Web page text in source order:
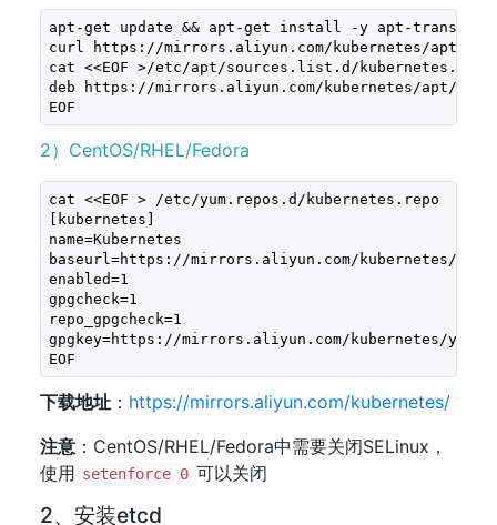
apt-get update && apt-get install -y apt-
curl https://mirrors.aliyun.com/kubernetes/apt/
cat <<EOF >/etc/apt/sources.list.d/kubernetes.list
deb https://mirrors.aliyun.com/kubernetes/apt/
EOF
2）CentOS/RHEL/Fedora
cat <<EOF > /etc/yum.repos.d/kubernetes.repo
[kubernetes]
name=Kubernetes
baseurl=https://mirrors.aliyun.com/kubernetes/yum/
enabled=1
gpgcheck=1
repo_gpgcheck=1
gpgkey=https://mirrors.aliyun.com/kubernetes/yum/
EOF
下载地址 ： https://mirrors.aliyun.com/kubernetes/
注意 ：CentOS/RHEL/Fedora中需要关闭SELinux，
使用 setenforce 0 可以关闭
2、安装etcd